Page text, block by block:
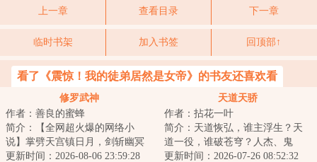
上一章 查看目录 下一章
临时书架 加入书签 回顶部↑
看了《震惊！我的徒弟居然是女帝》的书友还喜欢看
修罗武神
作者：善良的蜜蜂
简介：【全网超火爆的网络小
说】掌劈天宫镇日月，剑斩幽冥
踏九霄，世间凡人万万亿，修罗
更新时间：2026-08-06 23:59:28
天道天骄
作者：拈花一叶
简介：天道恢弘，谁主浮生？天
道一役，谁破苍穹？人杰、鬼
雄、楚翘、天骄，万载后的归
更新时间：2026-07-26 08:52:32